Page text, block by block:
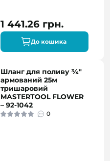
1 441.26 грн.
До кошика
Шланг для поливу ¾"
армований 25м
тришаровий
MASTERTOOL FLOWER
– 92-1042
0